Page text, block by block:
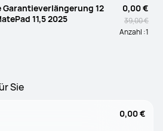
Garantieverlängerung 12
11,5 2025
0,00 €
39,00 €
Anzahl :1
Sie
0,00 €